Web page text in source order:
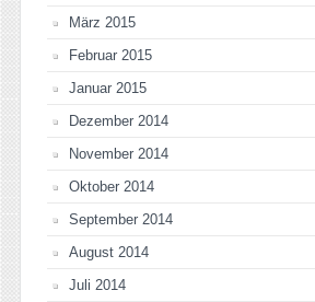
März 2015
Februar 2015
Januar 2015
Dezember 2014
November 2014
Oktober 2014
September 2014
August 2014
Juli 2014